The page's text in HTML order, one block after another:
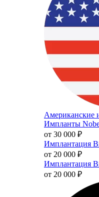
Американские
Импланты
от 30 000 ₽
Имплантация
от 20 000 ₽
Имплантация
от 20 000 ₽